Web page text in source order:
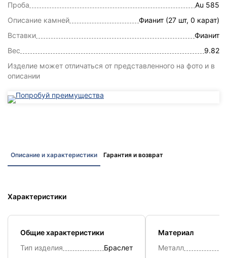
Проба
Au 585
Описание камней
Фианит (27 шт, 0 карат)
Вставки
Фианит
Вес
9.82
Изделие может отличаться от представленного на фото и в
описании
Описание и характеристики Гарантия и возврат
Характеристики
Общие характеристики
Тип изделия
Браслет
Материал
Металл